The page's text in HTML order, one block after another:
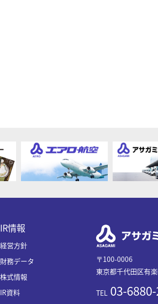
IR情報
経営方針
財務データ
株式情報
IR資料
〒100-0006
東京都千代田区有
TEL03-